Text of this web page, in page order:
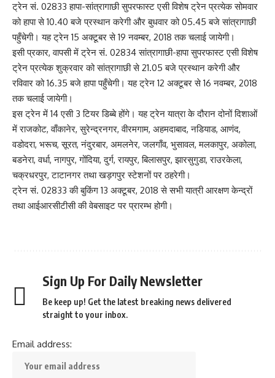
ट्रेन सं. 02833 हापा-सांत्रागाछी सुपरफास्ट एसी विशेष ट्रेन प्रत्येक सोमवार
को हापा से 10.40 बजे प्रस्थान करेगी और बुधवार को 05.45 बजे सांत्रागाछी
पहुँचेगी। यह ट्रेन 15 अक्टूबर से 19 नवम्बर, 2018 तक चलाई जायेगी।
इसी प्रकार, वापसी में ट्रेन सं. 02834 सांत्रागाछी-हापा सुपरफास्ट एसी विशेष
ट्रेन प्रत्येक शुक्रवार को सांत्रागाछी से 21.05 बजे प्रस्थान करेगी और
रविवार को 16.35 बजे हापा पहुँचेगी। यह ट्रेन 12 अक्टूबर से 16 नवम्बर, 2018
तक चलाई जायेगी।
इस ट्रेन में 14 एसी 3 टियर डिब्बे होंगे। यह ट्रेन यात्रा के दौरान दोनों दिशाओं
में राजकोट, वाँकानेर, सुरेन्द्रनगर, वीरमगाम, अहमदाबाद, नडियाड, आणंद,
वडोदरा, भरूच, सूरत, नंदुरबार, अमलनेर, जलगाँव, भुसावल, मलकापुर, अकोला,
बडनेरा, वर्धा, नागपुर, गोंदिया, दुर्ग, रायपुर, बिलासपुर, झारसुगुडा, राउरकेला,
चक्रधरपुर, टाटानगर तथा खड़गपुर स्टेशनों पर ठहरेगी।
ट्रेन सं. 02833 की बुकिंग 13 अक्टूबर, 2018 से सभी यात्री आरक्षण केन्द्रों
तथा आईआरसीटीसी की वेबसाइट पर प्रारम्भ होगी।
Sign Up For Daily Newsletter
Be keep up! Get the latest breaking news delivered
straight to your inbox.
Email address: